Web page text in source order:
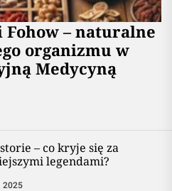
Fohow – naturalne
organizmu w
Medycyną
– co kryje się za
legendami?
2025